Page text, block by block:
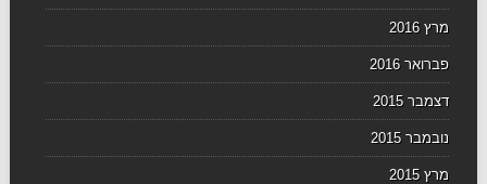
מרץ 2016
פברואר 2016
דצמבר 2015
נובמבר 2015
מרץ 2015